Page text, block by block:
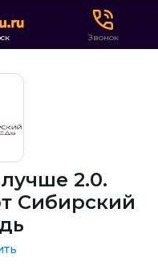
Звонок
2.0.
Сибирский